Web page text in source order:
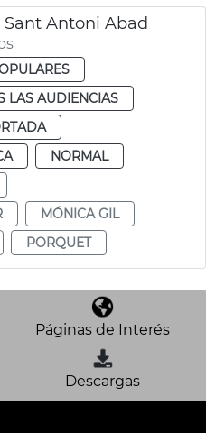
Antoni Abad
LAS AUDIENCIAS
NORMAL
MÓNICA GIL
PORQUET
Páginas de Interés
Descargas